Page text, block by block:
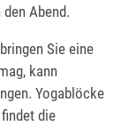
Abend.
Sie eine
kann
Yogablöcke
die